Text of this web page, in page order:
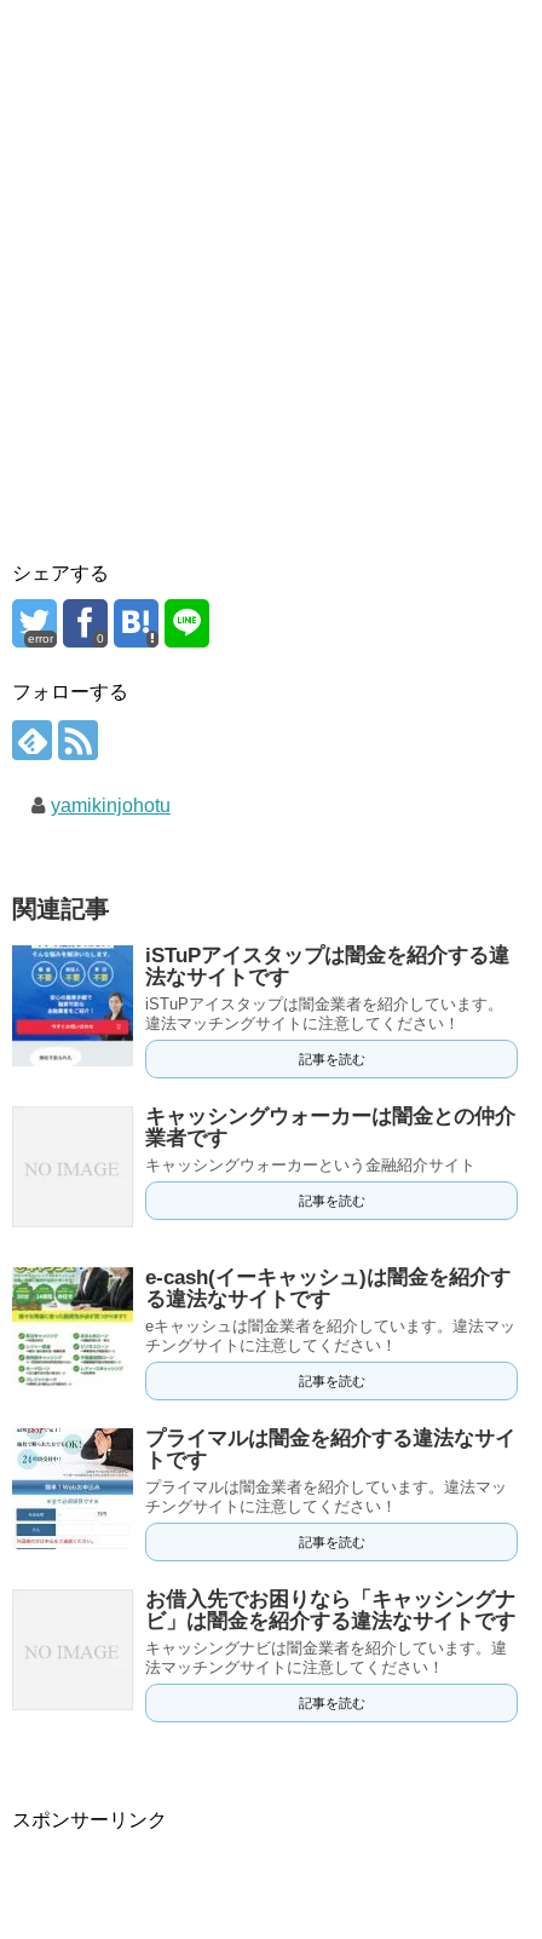
シェアする
error 0
フォローする
yamikinjohotu
関連記事
iSTuPアイスタップは闇金を紹介する違
法なサイトです
iSTuPアイスタップは闇金業者を紹介しています。
違法マッチングサイトに注意してください！
記事を読む
キャッシングウォーカーは闇金との仲介
業者です
キャッシングウォーカーという金融紹介サイト
記事を読む
e-cash(イーキャッシュ)は闇金を紹介す
る違法なサイトです
eキャッシュは闇金業者を紹介しています。違法マッ
チングサイトに注意してください！
記事を読む
プライマルは闇金を紹介する違法なサイ
トです
プライマルは闇金業者を紹介しています。違法マッ
チングサイトに注意してください！
記事を読む
お借入先でお困りなら「キャッシングナ
ビ」は闇金を紹介する違法なサイトです
キャッシングナビは闇金業者を紹介しています。違
法マッチングサイトに注意してください！
記事を読む
スポンサーリンク